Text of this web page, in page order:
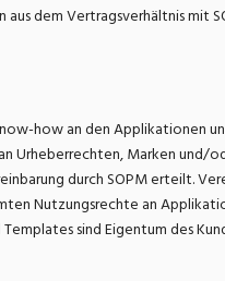
dem Vertragsverhältnis
how an den Applikationen
Urheberrechten, Marken
durch SOPM erteilt.
Nutzungsrechte an
sind Eigentum des